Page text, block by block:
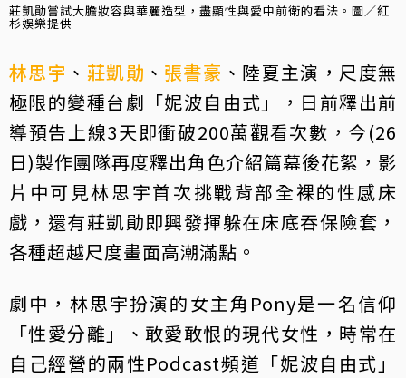
莊凱勛嘗試大膽妝容與華麗造型，盡顯性與愛中前衛的看法。圖／紅
杉娛樂提供
林思宇 、 莊凱勛 、 張書豪 、陸夏主演，尺度無
極限的變種台劇「妮波自由式」，日前釋出前
導預告上線3天即衝破200萬觀看次數，今(26
日)製作團隊再度釋出角色介紹篇幕後花絮，影
片中可見林思宇首次挑戰背部全裸的性感床
戲，還有莊凱勛即興發揮躲在床底吞保險套，
各種超越尺度畫面高潮滿點。
劇中，林思宇扮演的女主角Pony是一名信仰
「性愛分離」、敢愛敢恨的現代女性，時常在
自己經營的兩性Podcast頻道「妮波自由式」